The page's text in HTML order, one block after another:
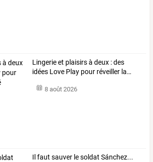
Lingerieet plaisirsà deux :des
idées Love Play pour réveiller la…
8 août 2026
Il faut sauver le soldat Sánchez...